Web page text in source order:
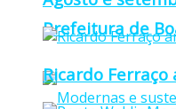
Prefeitura de
Ricardo